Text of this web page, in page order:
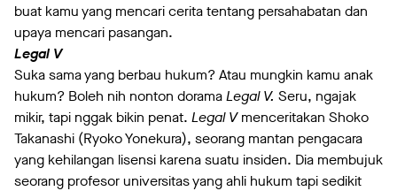
buat kamu yang mencari cerita tentang persahabatan dan
upaya mencari pasangan.
Legal V
Suka sama yang berbau hukum? Atau mungkin kamu anak
hukum? Boleh nih nonton doramaLegal V. Seru, ngajak
mikir, tapi nggak bikin penat. Legal Vmenceritakan Shoko
Takanashi (Ryoko Yonekura), seorang mantan pengacara
yang kehilangan lisensi karena suatu insiden. Dia membujuk
seorang profesor universitas yang ahli hukum tapi sedikit